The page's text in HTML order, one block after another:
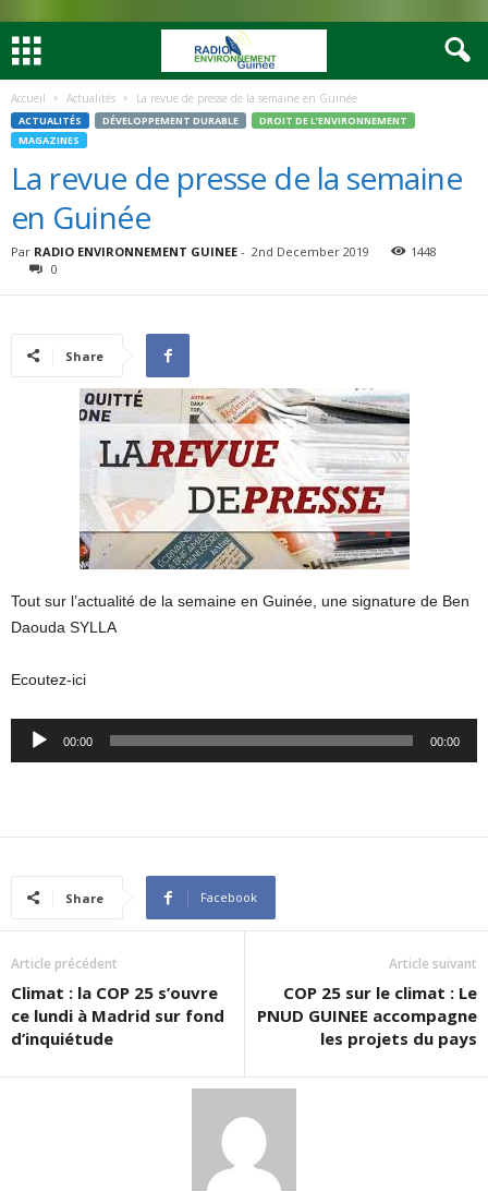
Accueil Actualités La revue de presse de la semaine en Guinée
ACTUALITÉS DÉVELOPPEMENT DURABLE
DROIT DE L’ENVIRONNEMENT
MAGAZINES
La revue de presse de la semaine
en Guinée
Par RADIO ENVIRONNEMENT GUINEE - 2nd December 2019
1448
0
Share
Tout sur l’actualité de la semaine en Guinée, une signature de Ben
Daouda SYLLA
Ecoutez-ici
Audio
00:00 00:00
Share Facebook
Article précédent
Climat : la COP 25 s’ouvre
ce lundi à Madrid sur fond
d’inquiétude
Article suivant
COP 25 sur le climat : Le
PNUD GUINEE accompagne
les projets du pays